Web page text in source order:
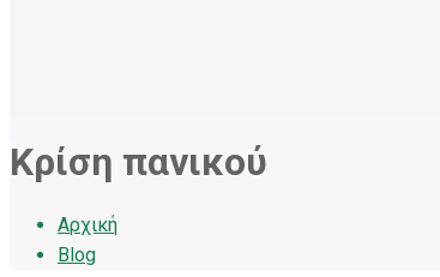
Κρίση πανικού
Αρχική
Blog